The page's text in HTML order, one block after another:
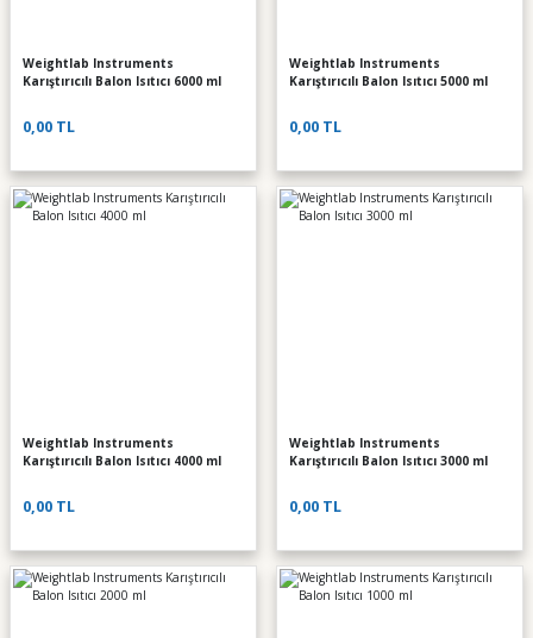
Weightlab Instruments
Karıştırıcılı Balon Isıtıcı 6000 ml
0,00 TL
Weightlab Instruments
Karıştırıcılı Balon Isıtıcı 5000 ml
0,00 TL
Weightlab Instruments
Karıştırıcılı Balon Isıtıcı 4000 ml
0,00 TL
Weightlab Instruments
Karıştırıcılı Balon Isıtıcı 3000 ml
0,00 TL